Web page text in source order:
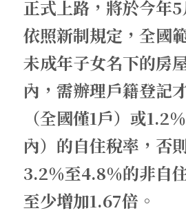
正式上路，將於今年5
依照新制規定，全國
未成年子女名下的房
內，需辦理戶籍登記
（全國僅1戶）或1.2
內）的自住稅率，否
3.2％至4.8％的非自
至少增加1.67倍。